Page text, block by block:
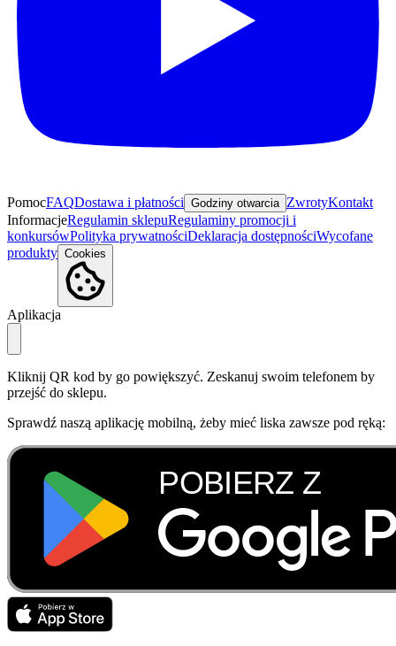
PomocFAQDostawa i płatności Godziny otwarcia ZwrotyKontakt
InformacjeRegulamin sklepuRegulaminy promocji i
konkursówPolityka prywatnościDeklaracja dostępnościWycofane
produkty Cookies
Aplikacja
Kliknij QR kod by go powiększyć. Zeskanuj swoim telefonem by
przejść do sklepu.
Sprawdź naszą aplikację mobilną, żeby mieć liska zawsze pod ręką: